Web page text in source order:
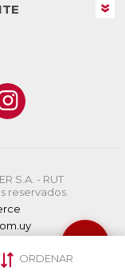
S.A. - RUT
reservados.
ORDENAR